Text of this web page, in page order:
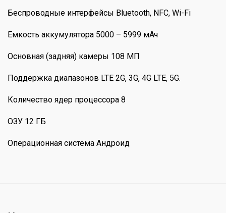
Беспроводные интерфейсы Bluetooth, NFC, Wi-Fi
Емкость аккумулятора 5000 – 5999 мАч
Основная (задняя) камеры 108 МП
Поддержка диапазонов LTE 2G, 3G, 4G LTE, 5G.
Количество ядер процессора 8
ОЗУ 12 ГБ
Операционная система Андроид